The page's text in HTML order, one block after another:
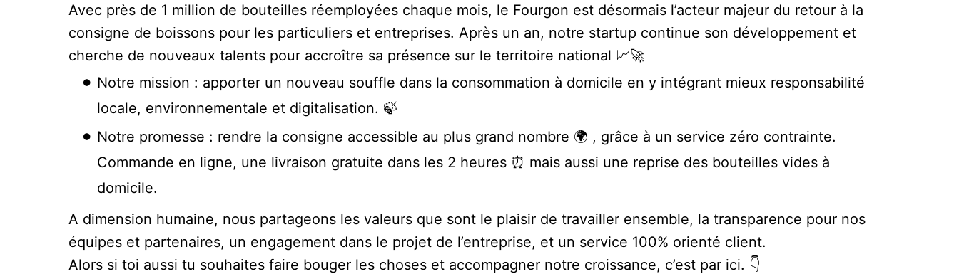
Avec près de 1 million de bouteilles réemployées chaque mois, le Fourgon est désormais l’acteur majeur du retour à la
consigne de boissons pour les particuliers et entreprises. Après un an, notre startup continue son développement et
cherche de nouveaux talents pour accroître sa présence sur le territoire national 📈🚀
Notre mission : apporter un nouveau souffle dans la consommation à domicile en y intégrant mieux responsabilité
locale, environnementale et digitalisation. 🍃
Notre promesse : rendre la consigne accessible au plus grand nombre 🌍 , grâce à un service zéro contrainte.
Commande en ligne, une livraison gratuite dans les 2 heures ⏰ mais aussi une reprise des bouteilles vides à
domicile.
A dimension humaine, nous partageons les valeurs que sont le plaisir de travailler ensemble, la transparence pour nos
équipes et partenaires, un engagement dans le projet de l’entreprise, et un service 100% orienté client.
Alors si toi aussi tu souhaites faire bouger les choses et accompagner notre croissance, c’est par ici. 👇